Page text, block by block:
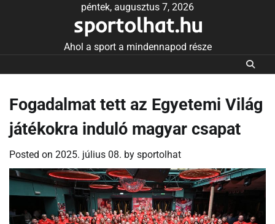
péntek, augusztus 7, 2026
sportolhat.hu
Ahol a sport a mindennapod része
Fogadalmat tett az Egyetemi Világ
játékokra induló magyar csapat
Posted on 2025. július 08. by sportolhat